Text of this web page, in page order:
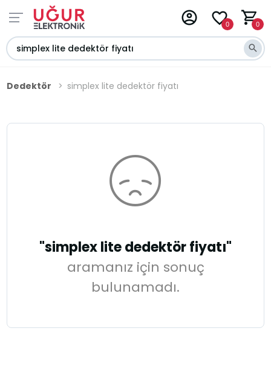
0 0
Dedektör simplex lite dedektör fiyatı
"simplex lite dedektör fiyatı"
aramanız için sonuç
bulunamadı.